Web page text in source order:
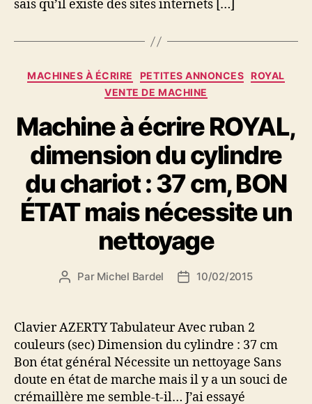
sais qu’il existe des sites internets […]
Catégories
MACHINES À ÉCRIRE PETITES ANNONCES ROYAL
VENTE DE MACHINE
Machine à écrire ROYAL,
dimension du cylindre
du chariot : 37 cm, BON
ÉTAT mais nécessite un
nettoyage
Auteur
Par Michel Bardel
Date10/02/2015
Clavier AZERTY Tabulateur Avec ruban 2
couleurs (sec) Dimension du cylindre : 37 cm
Bon état général Nécessite un nettoyage Sans
doute en état de marche mais il y a un souci de
crémaillère me semble-t-il… J’ai essayé